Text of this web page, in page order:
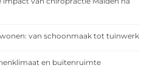
van schoonmaak tot tuinwerk
en buitenruimte